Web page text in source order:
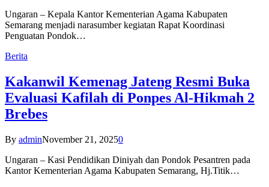
Ungaran – Kepala Kantor Kementerian Agama Kabupaten
Semarang menjadi narasumber kegiatan Rapat Koordinasi
Penguatan Pondok…
Berita
Kakanwil Kemenag Jateng Resmi Buka
Evaluasi Kafilah di Ponpes Al-Hikmah 2
Brebes
By adminNovember 21, 20250
Ungaran – Kasi Pendidikan Diniyah dan Pondok Pesantren pada
Kantor Kementerian Agama Kabupaten Semarang, Hj.Titik…